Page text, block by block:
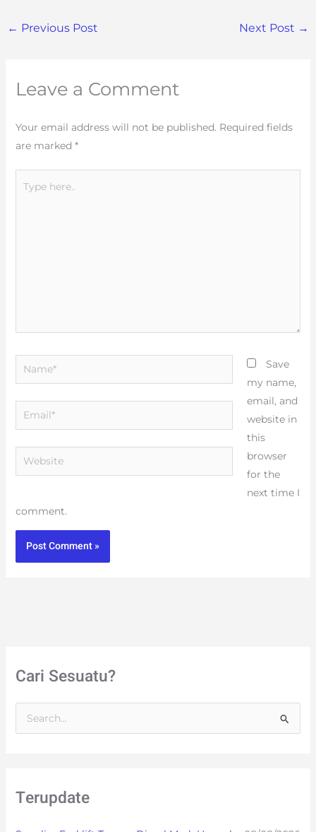
← Previous Post Next Post →
Leave a Comment
Your email address will not be published. Required fields
are marked *
here..
Name*
Email*
Website
Save
my name,
email, and
website in
this
browser
for the
next time I
comment.
Cari Sesuatu?
c
Terupdate